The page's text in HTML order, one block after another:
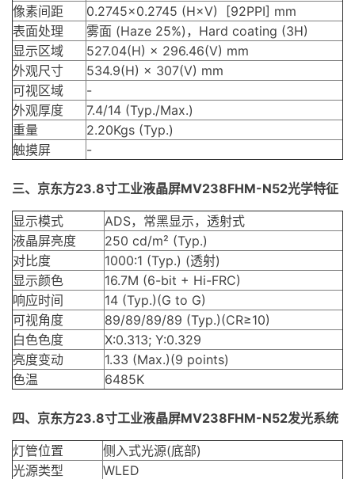
像素间距
0.2745×0.2745 (H×V) [92PPI] mm
表面处理
雾面 (Haze 25%)，Hard coating (3H)
显示区域
527.04(H) × 296.46(V) mm
外观尺寸
534.9(H) × 307(V) mm
可视区域
-
外观厚度
7.4/14 (Typ./Max.)
重量
2.20Kgs (Typ.)
触摸屏
-
三、京东方23.8寸工业液晶屏MV238FHM-N52光学特征
显示模式
ADS，常黑显示，透射式
液晶屏亮度
250 cd/m² (Typ.)
对比度
1000:1 (Typ.) (透射)
显示颜色
16.7M (6-bit + Hi-FRC)
响应时间
14 (Typ.)(G to G)
可视角度
89/89/89/89 (Typ.)(CR≥10)
白色色度
X:0.313; Y:0.329
亮度变动
1.33 (Max.)(9 points)
色温
6485K
四、京东方23.8寸工业液晶屏MV238FHM-N52发光系统
灯管位置
侧入式光源(底部)
光源类型
WLED